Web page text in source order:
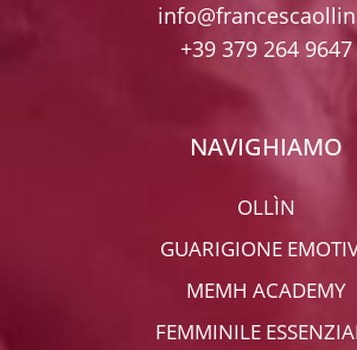
+39 379 264 9647
NAVIGHIAMO
OLLÌN
GUARIGIONE
MEMH ACADEMY
FEMMINILE